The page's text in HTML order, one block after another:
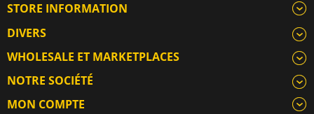
STORE INFORMATION
DIVERS
WHOLESALE ET MARKETPLACES
NOTRE SOCIÉTÉ
MON COMPTE